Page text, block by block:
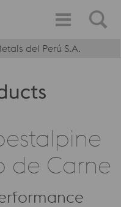
del Perú S.A.
de Carne